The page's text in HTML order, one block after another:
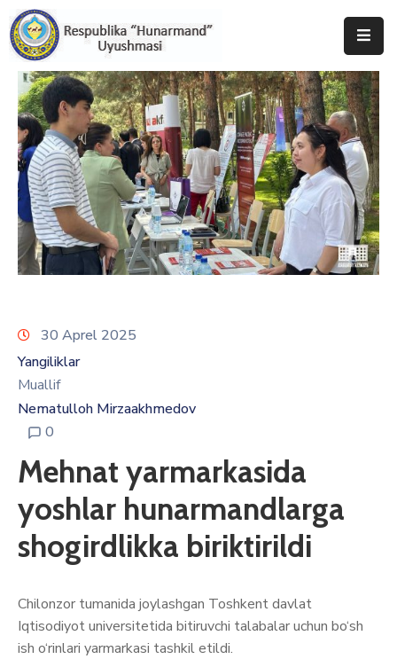
Bosh
Sahifa
Uyushma
Haqida
Tadbirlar
Milliy
Katalog
30 Aprel 2025
Yangiliklar
Muallif
Nematulloh Mirzaakhmedov
0
Mehnat yarmarkasida
yoshlar hunarmandlarga
shogirdlikka biriktirildi
Chilonzor tumanida joylashgan Toshkent davlat
Iqtisodiyot universitetida bitiruvchi talabalar uchun bo‘sh
ish o‘rinlari yarmarkasi tashkil etildi.